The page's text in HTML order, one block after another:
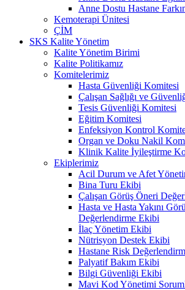
Anne Dostu Hastane
Kemoterapi Ünitesi
ÇİM
SKS Kalite Yönetim
Kalite Yönetim Birimi
Kalite Politikamız
Komitelerimiz
Hasta Güvenliği Komitesi
Çalışan Sağlığı ve
Tesis Güvenliği Komitesi
Eğitim Komitesi
Enfeksiyon Kontrol
Organ ve Doku Nakil
Klinik Kalite İyileştirme
Ekiplerimiz
Acil Durum ve Afet
Bina Turu Ekibi
Çalışan Görüş Öneri
Hasta ve Hasta Yakını
Değerlendirme Ekibi
İlaç Yönetim Ekibi
Nütrisyon Destek Ekibi
Hastane Risk
Palyatif Bakım Ekibi
Bilgi Güvenliği Ekibi
Mavi Kod Yönetimi